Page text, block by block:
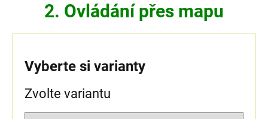
2. Ovládání přes mapu
Vyberte si varianty
Zvolte variantu